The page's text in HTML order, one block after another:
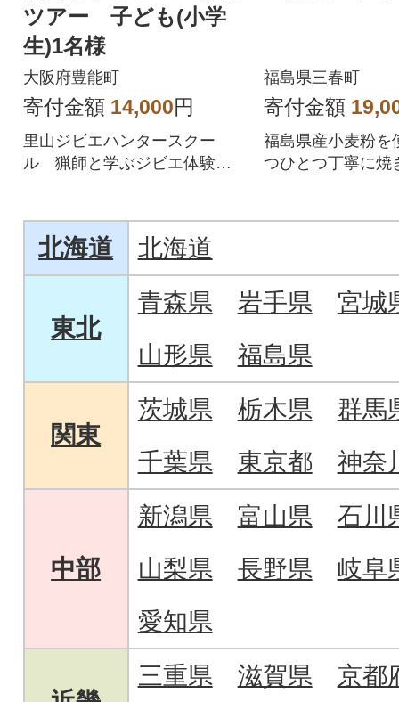
ツアー 子ども(小学
生)1名様
大阪府豊能町
寄付金額 14,000円
里山ジビエハンタースクー
ル 猟師と学ぶジビエ体験ツ
福島県三春町
寄付金額
福島県産小麦粉を
つひとつ丁寧に焼
北海道 北海道
東北
青森県 岩手県
宮城
山形県
福島県
関東
茨城県 栃木県
群馬
千葉県
東京都 神奈
中部
新潟県 富山県
石川
山梨県
長野県
岐阜
愛知県
三重県 滋賀県 京都